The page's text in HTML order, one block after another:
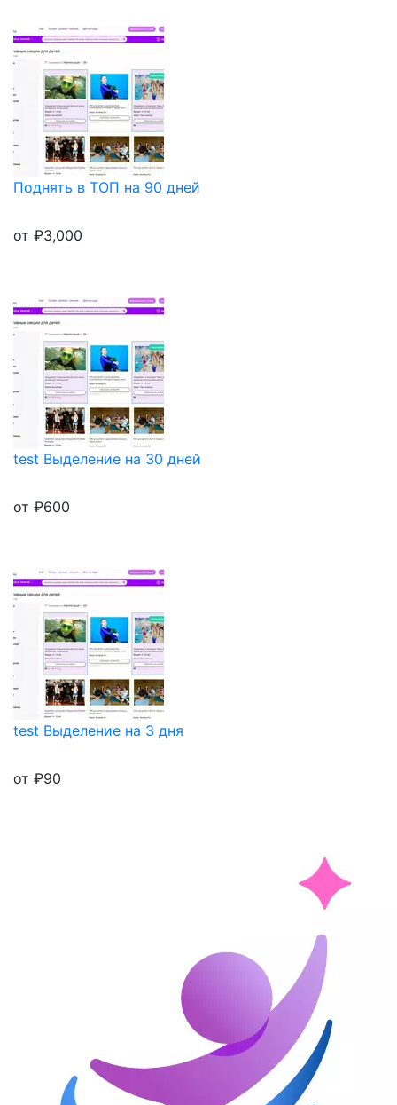
Поднять в ТОП на 90 дней
от ₽3,000
test Выделение на 30 дней
от ₽600
test Выделение на 3 дня
от ₽90